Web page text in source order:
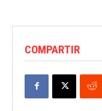
COMPARTIR